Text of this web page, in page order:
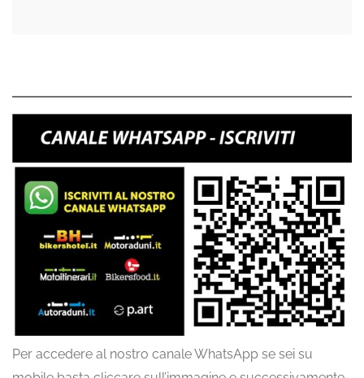
Per accedere al nostro canale WhatsApp se sei su